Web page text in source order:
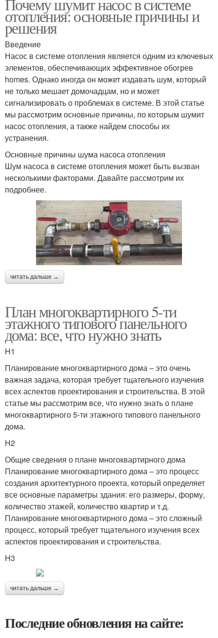
отопления: основные причины и
решения
Введение
Насос в системе отопления является одним из ключевых
элементов, обеспечивающих эффективное обогрев
homes. Однако иногда он может издавать шум, который
не только мешает домочадцам, но и может
сигнализировать о проблемах в системе. В этой статье
мы рассмотрим основные причины, по которым шумит
насос отопления, а также найдем способы их
устранения.
Основные причины шума насоса отопления
Шум насоса в системе отопления может быть вызван
несколькими факторами. Давайте рассмотрим их
подробнее.
читать дальше →
План многоквартирного 5-ти
этажного типового панельного
дома: все, что нужно знать
H1
Планирование многоквартирного дома – это очень
важная задача, которая требует тщательного изучения
всех аспектов проектирования и строительства. В этой
статье мы рассмотрим все, что нужно знать о плане
многоквартирного 5-ти этажного типового панельного
дома.
H2
Общие сведения о плане многоквартирного дома
Планирование многоквартирного дома – это процесс
создания архитектурного проекта, который определяет
все основные параметры здания: его размеры, форму,
количество этажей, количество квартир и т.д.
Планирование многоквартирного дома – это сложный
процесс, который требует тщательного изучения всех
аспектов проектирования и строительства.
H3
читать дальше →
Последние обновления на сайте: